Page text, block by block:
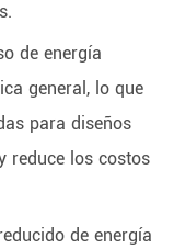
de energía
general, lo que
para diseños
reduce los costos
de energía